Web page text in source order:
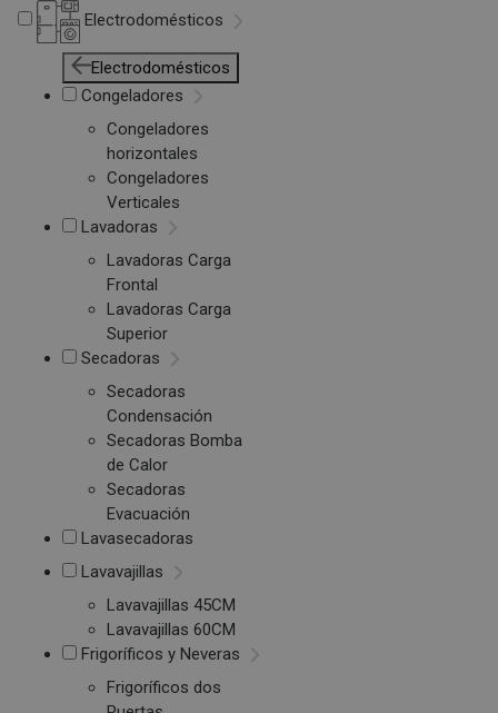
Electrodomésticos
Electrodomésticos
Congeladores
Congeladores
horizontales
Congeladores
Verticales
Lavadoras
Lavadoras Carga
Frontal
Lavadoras Carga
Superior
Secadoras
Secadoras
Condensación
Secadoras Bomba
de Calor
Secadoras
Evacuación
Lavasecadoras
Lavavajillas
Lavavajillas 45CM
Lavavajillas 60CM
Frigoríficos y Neveras
Frigoríficos dos